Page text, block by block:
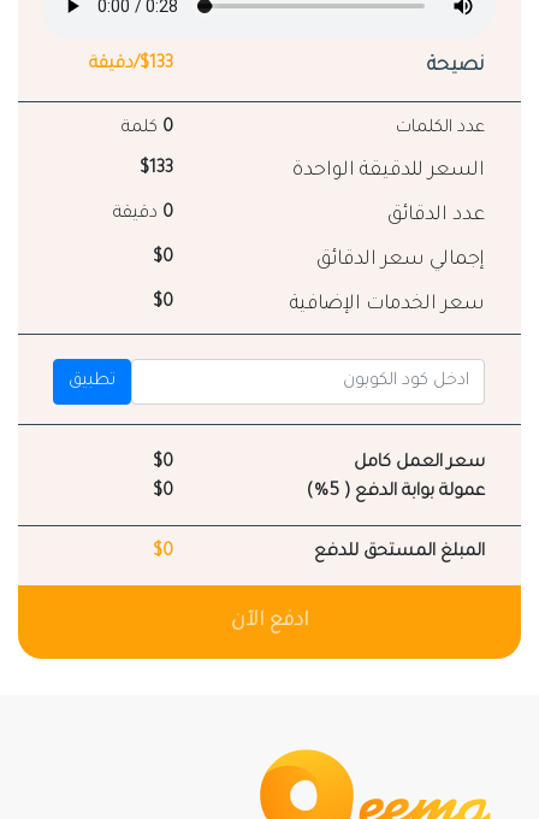
نصيحة $133/دقيقة
عدد الكلمات 0 كلمة
السعر للدقيقة الواحدة $133
عدد الدقائق 0 دقيقة
إجمالي سعر الدقائق $0
سعر الخدمات الإضافية $0
تطبيق
سعر العمل كامل
$0
عمولة بوابة الدفع ( 5%)
$0
المبلغ المستحق للدفع $0
ادفع الآن